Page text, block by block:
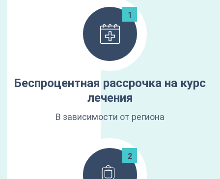
Беспроцентная рассрочка на курс
лечения
В зависимости от региона